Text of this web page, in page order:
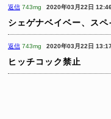
返信 743mg 2020年03月22日
シェゲナベイベー、スペ
返信 743mg 2020年03月22日
ヒッチコック禁止